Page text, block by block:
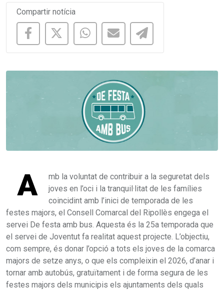
Compartir notícia
A
mb la voluntat de contribuir a la seguretat dels
joves en l’oci i la tranquil·litat de les famílies
coincidint amb l’inici de temporada de les
festes majors, el Consell Comarcal del Ripollès engega el
servei De festa amb bus. Aquesta és la 25a temporada que
el servei de Joventut fa realitat aquest projecte. L’objectiu,
com sempre, és donar l’opció a tots els joves de la comarca
majors de setze anys, o que els compleixin el 2026, d’anar i
tornar amb autobús, gratuïtament i de forma segura de les
festes majors dels municipis els ajuntaments dels quals